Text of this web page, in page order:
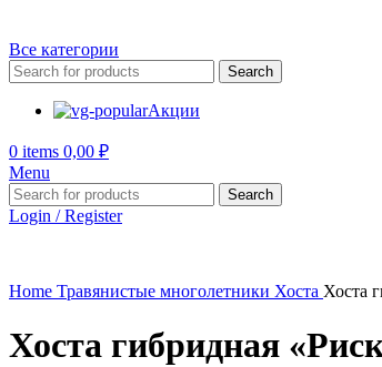
Все категории
Search
Акции
0 items 0,00 ₽
Menu
Search
Login / Register
Home Травянистые многолетники Хоста Хоста
Хоста гибридная